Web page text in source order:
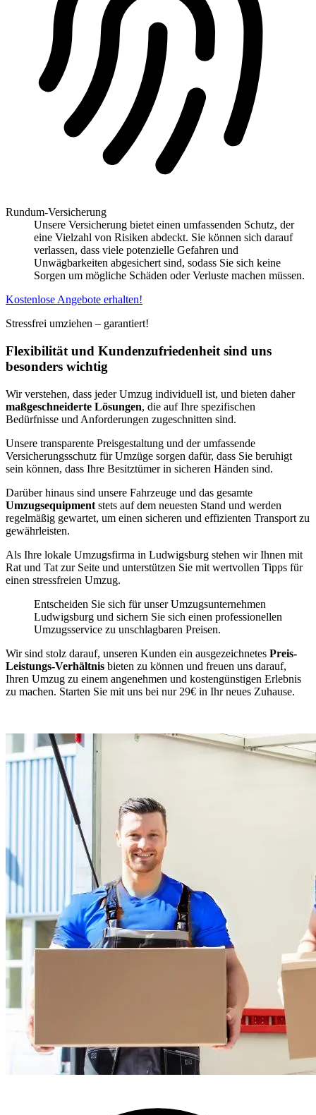
Rundum-Versicherung
Unsere Versicherung bietet einen umfassenden Schutz, der
eine Vielzahl von Risiken abdeckt. Sie können sich darauf
verlassen, dass viele potenzielle Gefahren und
Unwägbarkeiten abgesichert sind, sodass Sie sich keine
Sorgen um mögliche Schäden oder Verluste machen müssen.
Kostenlose Angebote erhalten!
Stressfrei umziehen – garantiert!
Flexibilität und Kundenzufriedenheit sind uns
besonders wichtig
Wir verstehen, dass jeder Umzug individuell ist, und bieten daher
maßgeschneiderte Lösungen, die auf Ihre spezifischen
Bedürfnisse und Anforderungen zugeschnitten sind.
Unsere transparente Preisgestaltung und der umfassende
Versicherungsschutz für Umzüge sorgen dafür, dass Sie beruhigt
sein können, dass Ihre Besitztümer in sicheren Händen sind.
Darüber hinaus sind unsere Fahrzeuge und das gesamte
Umzugsequipment stets auf dem neuesten Stand und werden
regelmäßig gewartet, um einen sicheren und effizienten Transport zu
gewährleisten.
Als Ihre lokale Umzugsfirma in Ludwigsburg stehen wir Ihnen mit
Rat und Tat zur Seite und unterstützen Sie mit wertvollen Tipps für
einen stressfreien Umzug.
Entscheiden Sie sich für unser Umzugsunternehmen
Ludwigsburg und sichern Sie sich einen professionellen
Umzugsservice zu unschlagbaren Preisen.
Wir sind stolz darauf, unseren Kunden ein ausgezeichnetes Preis-
Leistungs-Verhältnis bieten zu können und freuen uns darauf,
Ihren Umzug zu einem angenehmen und kostengünstigen Erlebnis
zu machen. Starten Sie mit uns bei nur 29€ in Ihr neues Zuhause.